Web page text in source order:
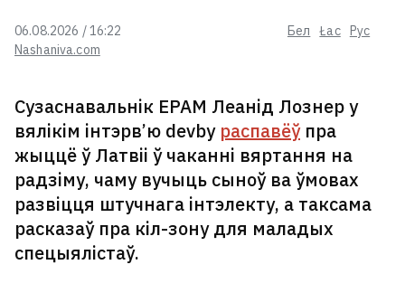
Nashaniva.com
06.08.2026 / 16:22 Бел Łac Рус
Сузаснавальнік EPAM Леанід Лознер у
вялікім інтэрв’ю devby распавёўпра
жыццё ў Латвіі ў чаканні вяртання на
радзіму, чаму вучыць сыноў ва ўмовах
развіцця штучнага інтэлекту, а таксама
расказаў пра кіл-зону для маладых
спецыялістаў.